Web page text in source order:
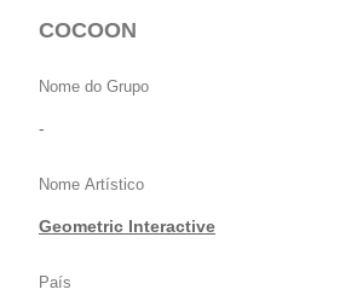
COCOON
Nome do Grupo
-
Nome Artístico
Geometric Interactive
País